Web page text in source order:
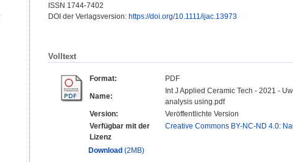
ISSN 1744-7402
DOI der Verlagsversion: https://doi.org/10.1111/ijac.13973
Volltext
Format: PDF
Name:
Int J Applied Ceramic Tech - 2021 -
analysis using.pdf
Version:
Veröffentlichte Version
Verfügbar mit der
Lizenz
Creative Commons BY-NC-ND 4.0:
Download (2MB)